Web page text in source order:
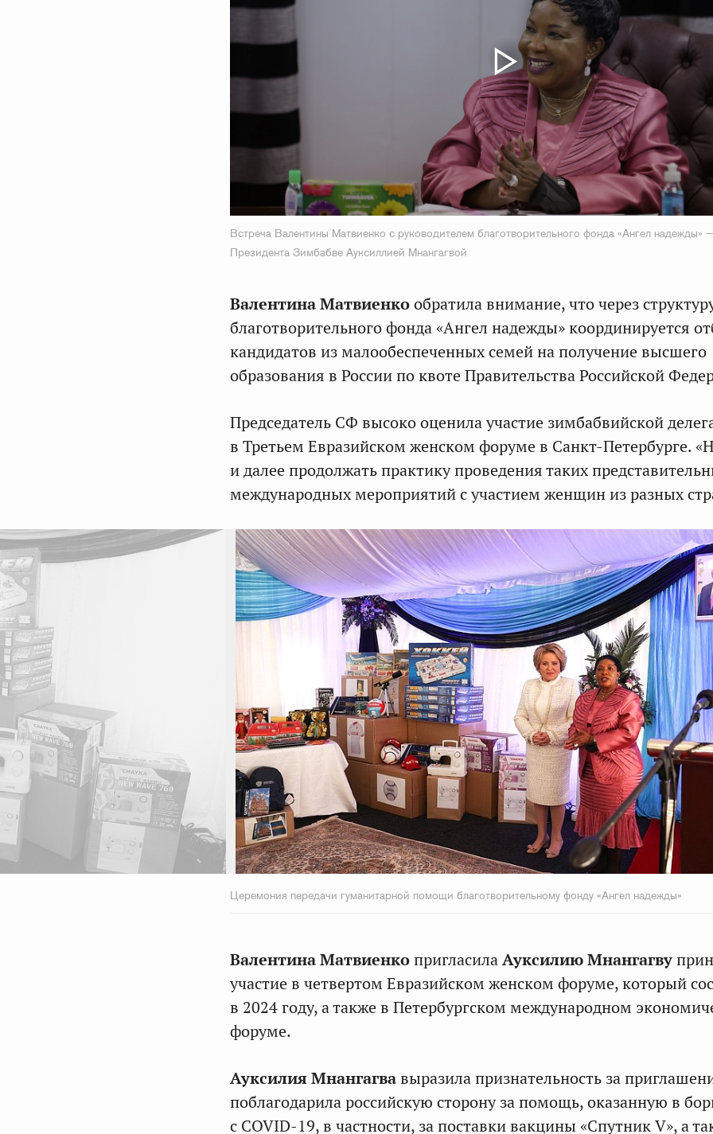
Встреча Валентины Матвиенко с руководителем благотворительного фонда «Ангел надежды»
Президента Зимбабве Ауксиллией Мнангагвой
Валентина Матвиенкообратила внимание, что через
благотворительного фонда «Ангел надежды» координируется
кандидатов из малообеспеченных семей на получение высшего
образования в России по квоте Правительства Российской
Председатель СФ высоко оценила участие зимбабвийской
в Третьем Евразийском женском форуме в Санкт-Петербурге.
и далее продолжать практику проведения таких
международных мероприятий с участием женщин из разных
Церемония передачи гуманитарной помощи благотворительному фонду «Ангел надежды»
Валентина МатвиенкопригласилаАуксилию Мнангагву
участие в четвертом Евразийском женском форуме, который
в 2024 году, а также в Петербургском международном
форуме.
Ауксилия Мнангагвавыразила признательность за
поблагодарила российскую сторону за помощь, оказанную в
с COVID-19, в частности, за поставки вакцины «Спутник V», а